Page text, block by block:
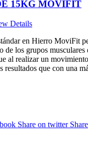
15KG MOVIFIT
Details
en Hierro MoviFit
de los grupos musculares
al realizar un
resultados que con una
Share on twitter